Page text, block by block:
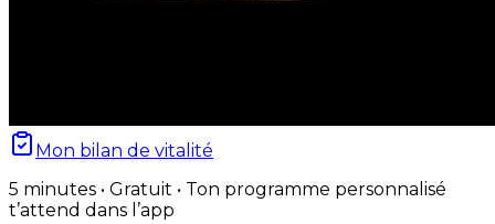
Mon bilan de vitalité
5 minutes • Gratuit • Ton programme personnalisé
t’attend dans l’app